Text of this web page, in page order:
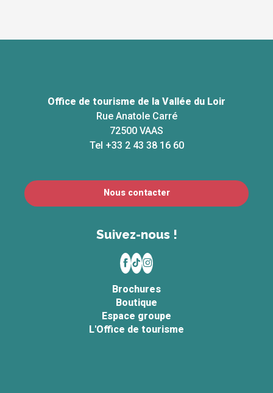
Office de tourisme de la Vallée du Loir
Rue Anatole Carré
72500 VAAS
Tel +33 2 43 38 16 60
Nous contacter
Suivez-nous !
Brochures
Boutique
Espace groupe
L'Office de tourisme